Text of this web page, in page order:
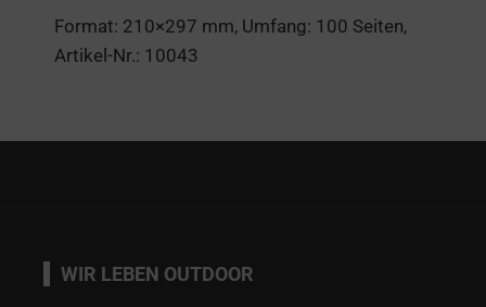
Format: 210×297 mm, Umfang: 100 Seiten,
Artikel-Nr.: 10043
WIR LEBEN OUTDOOR